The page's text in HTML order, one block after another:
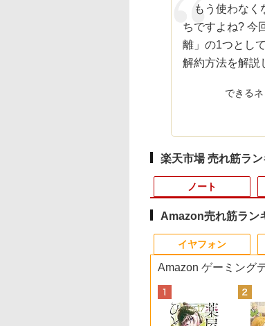
もう使わなく
ちですよね? 今
離」の1つとし
解約方法を解説
できる
楽天市場 売れ筋ラ
ノート
1
1
1
1 2
Amazon売れ筋ラン
イヤフォン
Amazon ゲーミング